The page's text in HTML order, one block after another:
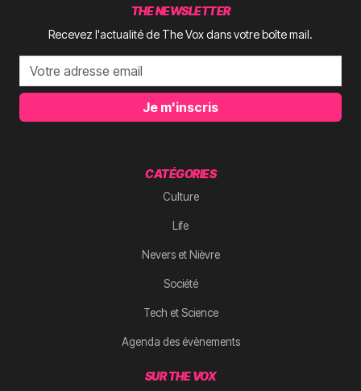
THE NEWSLETTER
Recevez l'actualité de The Vox dans votre boîte mail.
Je m'inscris
CATÉGORIES
Culture
Life
Nevers et Nièvre
Société
Tech et Science
Agenda des évènements
SUR THE VOX